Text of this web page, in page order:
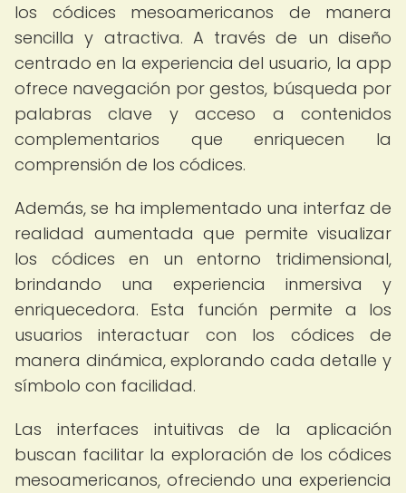
los códices mesoamericanos de manera
sencilla y atractiva. A través de un diseño
centrado en la experiencia del usuario, la app
ofrece navegación por gestos, búsqueda por
palabras clave y acceso a contenidos
complementarios que enriquecen la
comprensión de los códices.
Además, se ha implementado una interfaz de
realidad aumentada que permite visualizar
los códices en un entorno tridimensional,
brindando una experiencia inmersiva y
enriquecedora. Esta función permite a los
usuarios interactuar con los códices de
manera dinámica, explorando cada detalle y
símbolo con facilidad.
Las interfaces intuitivas de la aplicación
buscan facilitar la exploración de los códices
mesoamericanos, ofreciendo una experiencia